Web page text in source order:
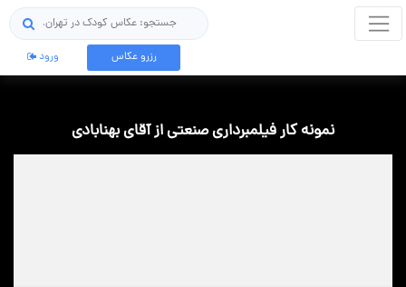
جستجو
رزرو عکاس ورود
نمونه کار فیلمبرداری صنعتی از آقای بهنابادی